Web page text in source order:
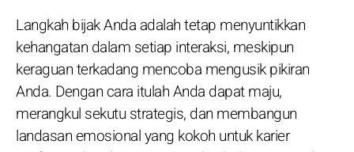
Langkah bijak Anda adalah tetap menyuntikkan
kehangatan dalam setiap interaksi, meskipun
keraguan terkadang mencoba mengusik pikiran
Anda. Dengan cara itulah Anda dapat maju,
merangkul sekutu strategis, dan membangun
landasan emosional yang kokoh untuk karier